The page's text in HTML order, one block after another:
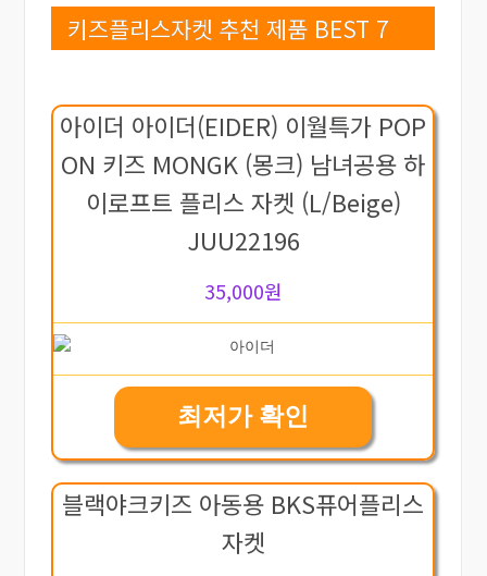
키즈플리스자켓 추천 제품 BEST 7
아이더 아이더(EIDER) 이월특가 POP
ON 키즈 MONGK (몽크) 남녀공용 하
이로프트 플리스 자켓 (L/Beige)
JUU22196
35,000원
최저가 확인
블랙야크키즈 아동용 BKS퓨어플리스
자켓